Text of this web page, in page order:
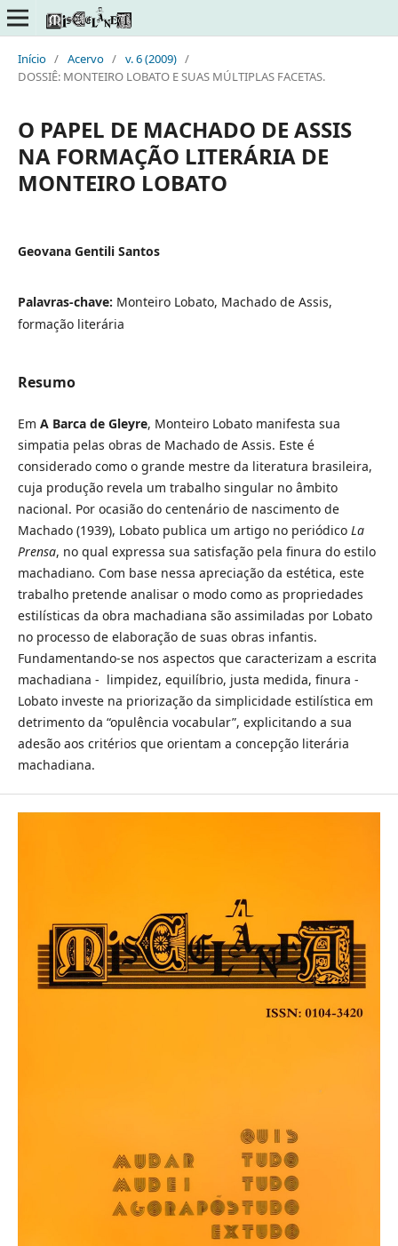
Início / Acervo / v. 6 (2009) /
DOSSIÊ: MONTEIRO LOBATO E SUAS MÚLTIPLAS FACETAS.
O PAPEL DE MACHADO DE ASSIS
NA FORMAÇÃO LITERÁRIA DE
MONTEIRO LOBATO
Geovana Gentili Santos
Palavras-chave: Monteiro Lobato, Machado de Assis,
formação literária
Resumo
Em A Barca de Gleyre, Monteiro Lobato manifesta sua
simpatia pelas obras de Machado de Assis. Este é
considerado como o grande mestre da literatura brasileira,
cuja produção revela um trabalho singular no âmbito
nacional. Por ocasião do centenário de nascimento de
Machado (1939), Lobato publica um artigo no periódico La
Prensa, no qual expressa sua satisfação pela finura do estilo
machadiano. Com base nessa apreciação da estética, este
trabalho pretende analisar o modo como as propriedades
estilísticas da obra machadiana são assimiladas por Lobato
no processo de elaboração de suas obras infantis.
Fundamentando-se nos aspectos que caracterizam a escrita
machadiana - limpidez, equilíbrio, justa medida, finura -
Lobato investe na priorização da simplicidade estilística em
detrimento da “opulência vocabular”, explicitando a sua
adesão aos critérios que orientam a concepção literária
machadiana.